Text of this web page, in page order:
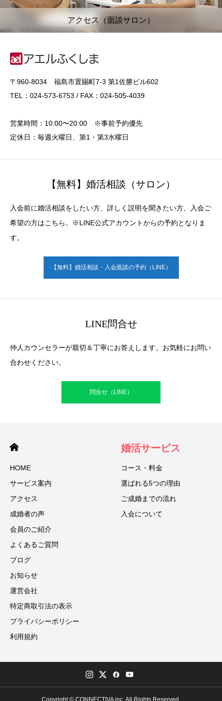
アクセス（面談サロン）
〒960-8034 福島市置賜町7-3 第1佐勝ビル602
TEL：024-573-6753 / FAX：024-505-4039
営業時間：10:00〜20:00 ※事前予約優先
定休日：毎週火曜日、第1・第3水曜日
【無料】婚活相談（サロン）
入会前に婚活相談をしたい方、詳しく説明を聞きたい方、入会ご
希望の方はこちら。※LINE公式アカウントからの予約となりま
す。
【無料】婚活相談・入会面談の予約（LINE）
LINE問合せ
仲人カウンセラーが親切＆丁寧にお答えします。お気軽にお問い
合わせください。
問合せ（LINE）
HOME
サービス案内
アクセス
成婚者の声
会員のご紹介
よくあるご質問
ブログ
お知らせ
運営会社
特定商取引法の表示
プライバシーポリシー
利用規約
婚活サービス
コース・料金
選ばれる5つの理由
ご成婚までの流れ
入会について
Copyright © CONNECTIVA inc. All Rights Reserved.